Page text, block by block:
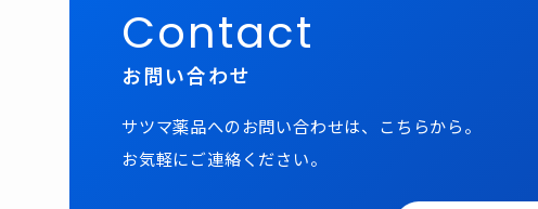
Contact
お問い合わせ
サツマ薬品へのお問い合わせは、こちらから。
お気軽にご連絡ください。